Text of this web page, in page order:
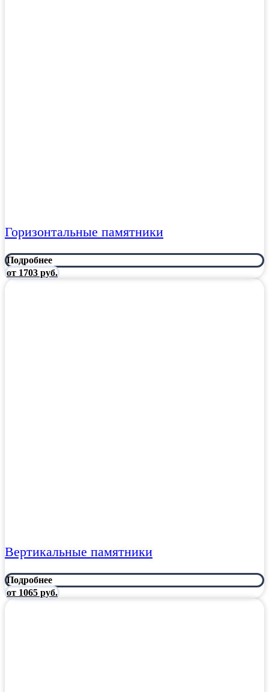
Горизонтальные памятники
Подробнее
от 1703 руб.
Вертикальные памятники
Подробнее
от 1065 руб.